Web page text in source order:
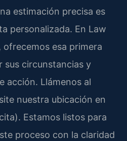
estimación precisa es
personalizada. En Law
ofrecemos esa primera
sus circunstancias y
acción. Llámenos al
nuestra ubicación en
Estamos listos para
proceso con la claridad